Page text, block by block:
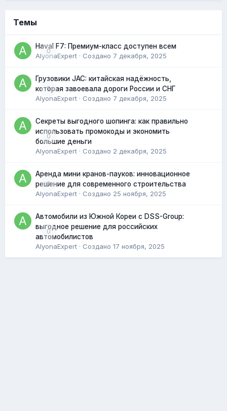
Темы
0
Haval F7: Премиум-класс доступен всем
AlyonaExpert · Создано 7 декабря, 2025
0
Грузовики JAC: китайская надёжность,
которая завоевала дороги России и СНГ
AlyonaExpert · Создано 7 декабря, 2025
0
Секреты выгодного шопинга: как правильно
использовать промокоды и экономить
большие деньги
AlyonaExpert · Создано 2 декабря, 2025
0
Аренда мини кранов-пауков: инновационное
решение для современного строительства
AlyonaExpert · Создано 25 ноября, 2025
0
Автомобили из Южной Кореи с DSS-Group:
выгодное решение для российских
автомобилистов
AlyonaExpert · Создано 17 ноября, 2025